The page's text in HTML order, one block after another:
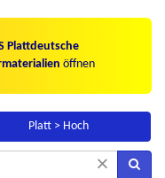
Plattdeutsche
öffnen
Platt > Hoch
×